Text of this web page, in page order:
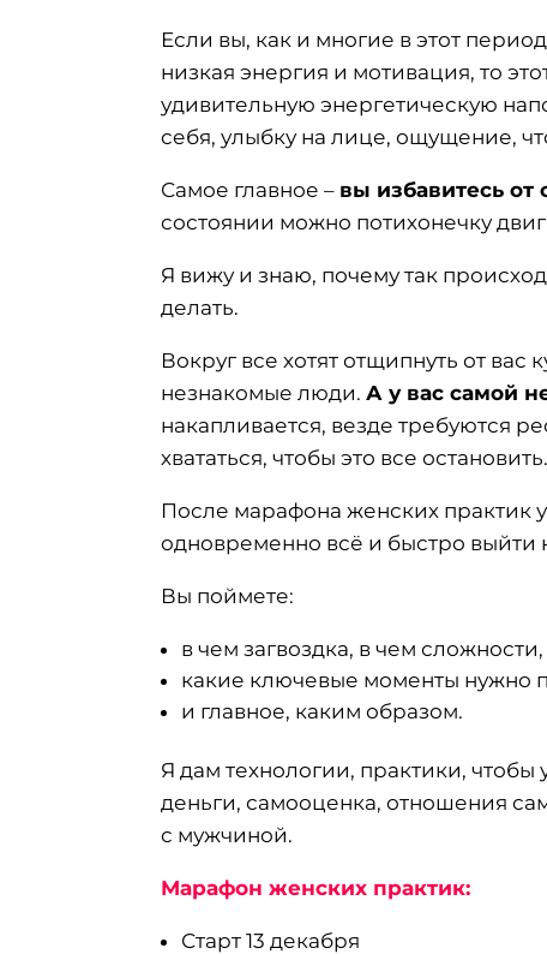
Если вы, как и многие в этот
низкая энергия и мотивация, то
удивительную энергетическую
себя, улыбку на лице, ощущение,
Самое главное – вы избавитесь от
состоянии можно потихонечку
Я вижу и знаю, почему так
делать.
Вокруг все хотят отщипнуть от
незнакомые люди.А у вас самой
накапливается, везде требуются
хвататься, чтобы это все остановить.
После марафона женских практик у
одновременно всё и быстро выйти
Вы поймете:
в чем загвоздка, в чем
какие ключевые моменты нужно
и главное, каким образом.
Я дам технологии, практики,
деньги, самооценка, отношения
с мужчиной.
Марафон женских практик:
Старт 13 декабря